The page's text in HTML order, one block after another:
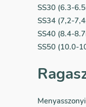
SS30 (6.3-
SS34 (7,2-
SS40 (8.4-
SS50 (10.0-